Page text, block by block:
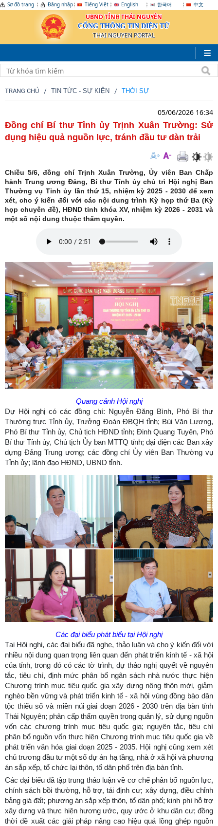
Sơ đồ trang Đăng nhập Tiếng Việt English 한국어 中文
UBND TỈNH THÁI NGUYÊN
CỔNG THÔNG TIN ĐIỆN TỬ
THAI NGUYEN PORTAL
TRANG CHỦ TIN TỨC - SỰ KIỆN THỜI SỰ
05/06/2026 16:34
Đồng chí Bí thư Tỉnh ủy Trịnh Xuân Trường: Sử
dụng hiệu quả nguồn lực, tránh đầu tư dàn trải
Chiều 5/6, đồng chí Trịnh Xuân Trường, Ủy viên Ban Chấp
hành Trung ương Đảng, Bí thư Tỉnh ủy chủ trì Hội nghị Ban
Thường vụ Tỉnh ủy lần thứ 15, nhiệm kỳ 2025 - 2030 để xem
xét, cho ý kiến đối với các nội dung trình Kỳ họp thứ Ba (Kỳ
họp chuyên đề), HĐND tỉnh khóa XV, nhiệm kỳ 2026 - 2031 và
một số nội dung thuộc thẩm quyền.
Quang cảnh Hội nghị
Dự Hội nghị có các đồng chí: Nguyễn Đăng Bình, Phó Bí thư
Thường trực Tỉnh ủy, Trưởng Đoàn ĐBQH tỉnh; Bùi Văn Lương,
Phó Bí thư Tỉnh ủy, Chủ tịch HĐND tỉnh; Đinh Quang Tuyên, Phó
Bí thư Tỉnh ủy, Chủ tịch Ủy ban MTTQ tỉnh; đại diện các Ban xây
dựng Đảng Trung ương; các đồng chí Ủy viên Ban Thường vụ
Tỉnh ủy; lãnh đạo HĐND, UBND tỉnh.
Các đại biểu phát biểu tại Hội nghị
Tại Hội nghị, các đại biểu đã nghe, thảo luận và cho ý kiến đối với
nhiều nội dung quan trọng liên quan đến phát triển kinh tế - xã hội
của tỉnh, trong đó có các tờ trình, dự thảo nghị quyết về nguyên
tắc, tiêu chí, định mức phân bổ ngân sách nhà nước thực hiện
Chương trình mục tiêu quốc gia xây dựng nông thôn mới, giảm
nghèo bền vững và phát triển kinh tế - xã hội vùng đồng bào dân
tộc thiểu số và miền núi giai đoạn 2026 - 2030 trên địa bàn tỉnh
Thái Nguyên; phân cấp thẩm quyền trong quản lý, sử dụng nguồn
vốn các chương trình mục tiêu quốc gia; nguyên tắc, tiêu chí
phân bổ nguồn vốn thực hiện Chương trình mục tiêu quốc gia về
phát triển văn hóa giai đoạn 2025 - 2035. Hội nghị cũng xem xét
chủ trương đầu tư một số dự án hạ tầng, nhà ở xã hội và phương
án sắp xếp, tổ chức lại thôn, tổ dân phố trên địa bàn tỉnh.
Các đại biểu đã tập trung thảo luận về cơ chế phân bổ nguồn lực,
chính sách bồi thường, hỗ trợ, tái định cư; xây dựng, điều chỉnh
bảng giá đất; phương án sắp xếp thôn, tổ dân phố; kinh phí hỗ trợ
xây dựng và thực hiện hương ước, quy ước ở khu dân cư; đồng
thời đề xuất các giải pháp nâng cao hiệu quả lồng ghép nguồn